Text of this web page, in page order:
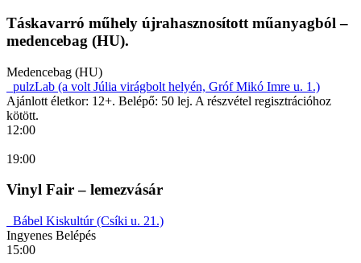
Táskavarró műhely újrahasznosított műanyagból –
medencebag (HU).
Medencebag (HU)
pulzLab (a volt Júlia virágbolt helyén, Gróf Mikó Imre u. 1.)
Ajánlott életkor: 12+. Belépő: 50 lej. A részvétel regisztrációhoz
kötött.
12:00
19:00
Vinyl Fair – lemezvásár
Bábel Kiskultúr (Csíki u. 21.)
Ingyenes Belépés
15:00